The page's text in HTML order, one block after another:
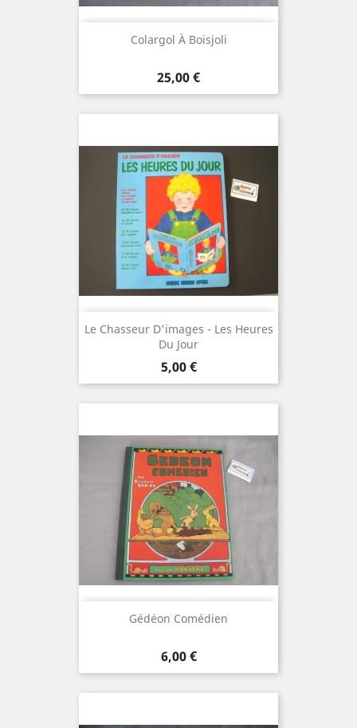
Colargol À Boisjoli
Prix
25,00 €
Le Chasseur D'images - Les Heures
Du Jour
Prix
5,00 €
Gédéon Comédien
Prix
6,00 €